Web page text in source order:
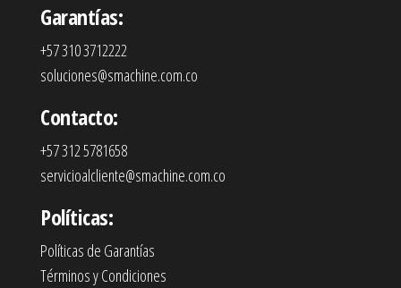
Garantías:
+57 310 3712222
soluciones@smachine.com.co
Contacto:
+57 312 5781658
servicioalcliente@smachine.com.co
Políticas:
Políticas de Garantías
Términos y Condiciones